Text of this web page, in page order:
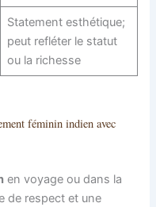
Statement esthétique;
peut refléter le statut
ou la richesse
féminin indien avec
en voyage ou dans la
de respect et une